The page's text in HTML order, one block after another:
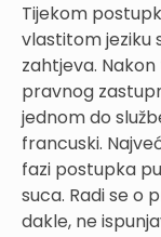
Tijekom
vlastitom jeziku
zahtjeva.
pravnog
jednom do
francuski.
fazi postupka
suca. Radi se o
dakle, ne